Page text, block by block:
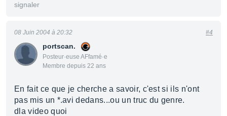
signaler
portscan.
Posteur·euse AFfamé·e
Membre depuis 22 ans
08 Juin 2004 à 20:32 #4
En fait ce que je cherche a savoir, c'est si ils n'ont
pas mis un *.avi dedans...ou un truc du genre.
dla video quoi